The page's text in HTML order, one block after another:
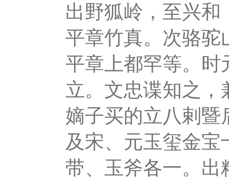
出野狐岭，至兴
平章竹真。次骆驼
平章上都罕等。时
立。文忠谍知之
嫡子买的立八剌暨
及宋、元玉玺金
带、玉斧各一。出